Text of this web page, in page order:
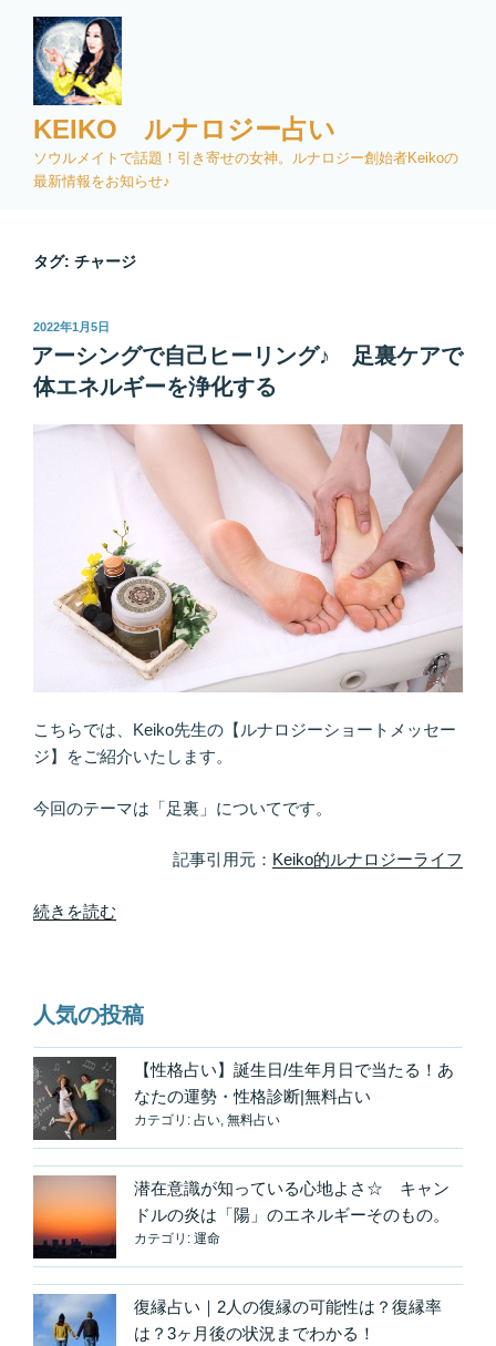
KEIKO ルナロジー占い
ソウルメイトで話題！引き寄せの女神。ルナロジー創始者Keikoの
最新情報をお知らせ♪
タグ: チャージ
投
稿
日:
2022年1月5日
アーシングで自己ヒーリング♪ 足裏ケアで
体エネルギーを浄化する
こちらでは、Keiko先生の【ルナロジーショートメッセー
ジ】をご紹介いたします。
今回のテーマは「足裏」についてです。
記事引用元： Keiko的ルナロジーライフ
“ア
グ
で
自
己
ヒ
ー
リ
ン
グ
♪
足
裏
ケ
続きを読む
人気の投稿
【性格占い】誕生日/生年月日で当たる！あ
なたの運勢・性格診断|無料占い
カテゴリ: 占い 無料占い
潜在意識が知っている心地よさ☆ キャン
ドルの炎は「陽」のエネルギーそのもの。
カテゴリ: 運命
復縁占い｜2人の復縁の可能性は？復縁率
は？3ヶ月後の状況までわかる！